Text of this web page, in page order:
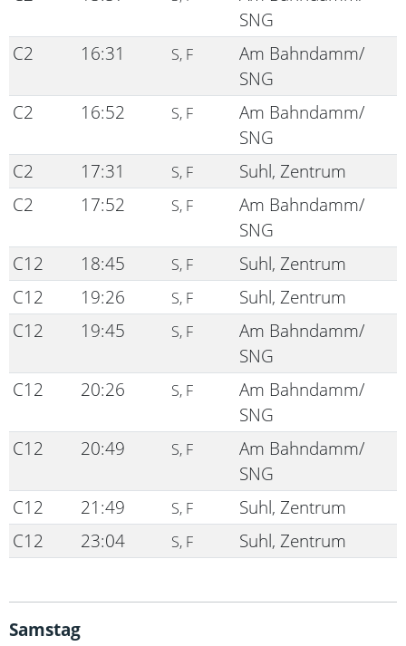
SNG
C2
16:31 S, F
Am Bahndamm/
SNG
C2
16:52 S, F
Am Bahndamm/
SNG
C2
17:31 S, F
Suhl, Zentrum
C2
17:52 S, F
Am Bahndamm/
SNG
C12
18:45 S, F
Suhl, Zentrum
C12
19:26 S, F
Suhl, Zentrum
C12
19:45 S, F
Am Bahndamm/
SNG
C12
20:26 S, F
Am Bahndamm/
SNG
C12
20:49 S, F
Am Bahndamm/
SNG
C12
21:49 S, F
Suhl, Zentrum
C12
23:04 S, F Suhl, Zentrum
Samstag